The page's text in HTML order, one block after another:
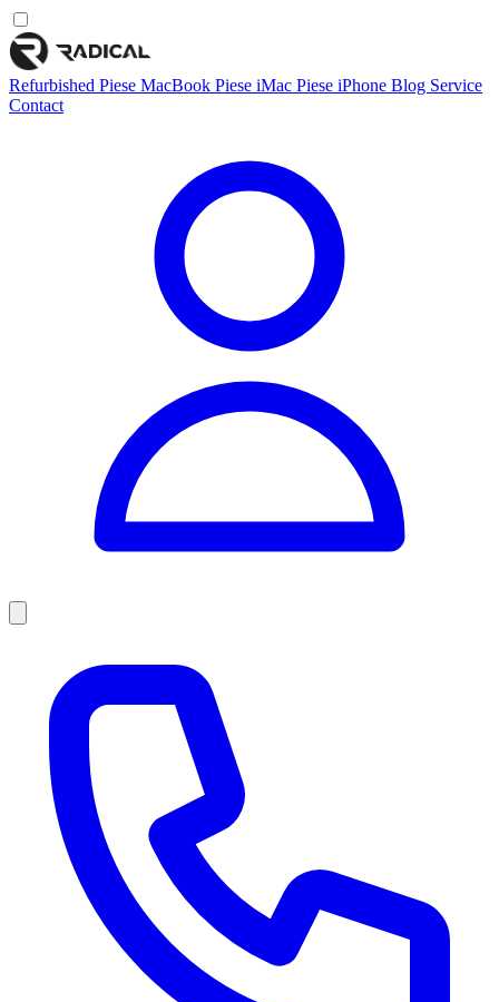
Refurbished Piese MacBook Piese iMac Piese iPhone Blog Service
Contact